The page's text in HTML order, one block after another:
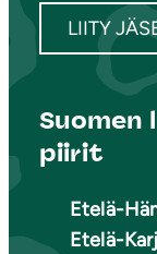
LIITY
Suomen
piirit
Etelä-
Etelä-